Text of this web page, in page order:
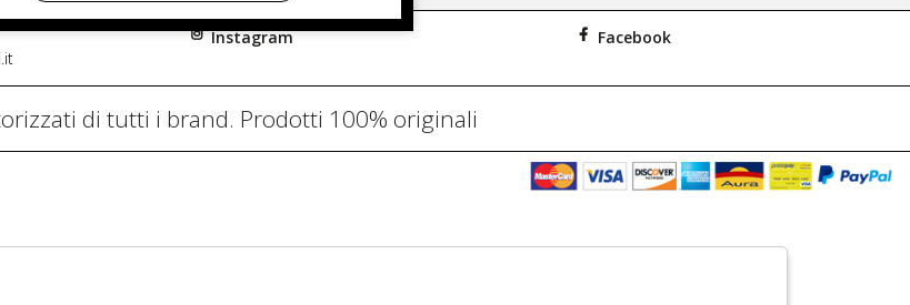
Instagram Facebook
di tutti i brand. Prodotti 100% originali